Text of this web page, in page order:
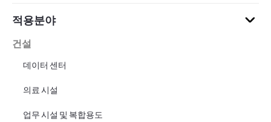
적용분야
건설
데이터 센터
의료 시설
업무 시설 및 복합용도